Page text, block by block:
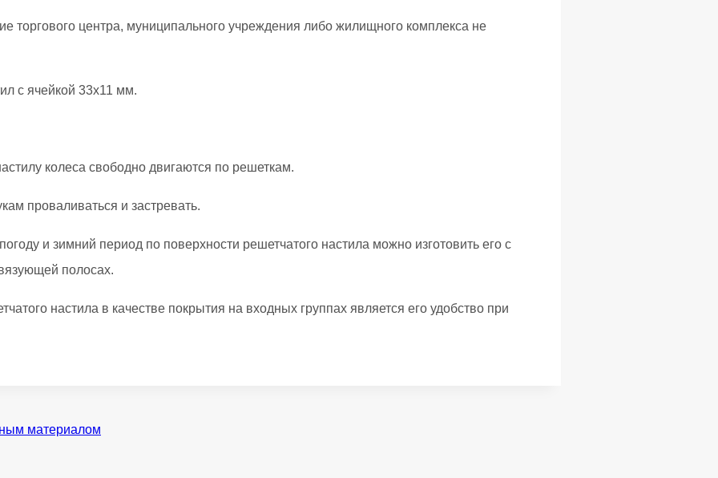
торгового центра, муниципального учреждения либо жилищного комплекса не
с ячейкой 33х11 мм.
колеса свободно двигаются по решеткам.
проваливаться и застревать.
и зимний период по поверхности решетчатого настила можно изготовить его с
полосах.
настила в качестве покрытия на входных группах является его удобство при
материалом